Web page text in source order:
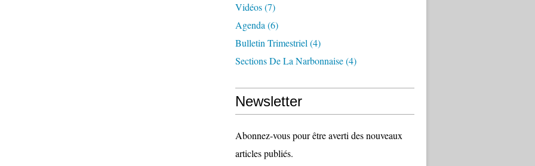
Vidéos(7)
Agenda (6)
Bulletin Trimestriel (4)
Sections De La Narbonnaise(4)
Newsletter
Abonnez-vous pour être averti des nouveaux
articles publiés.